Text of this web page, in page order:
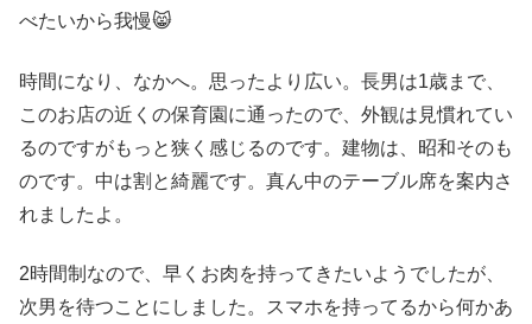
べたいから我慢😸
時間になり、なかへ。思ったより広い。長男は1歳まで、
このお店の近くの保育園に通ったので、外観は見慣れてい
るのですがもっと狭く感じるのです。建物は、昭和そのも
のです。中は割と綺麗です。真ん中のテーブル席を案内さ
れましたよ。
2時間制なので、早くお肉を持ってきたいようでしたが、
次男を待つことにしました。スマホを持ってるから何かあ